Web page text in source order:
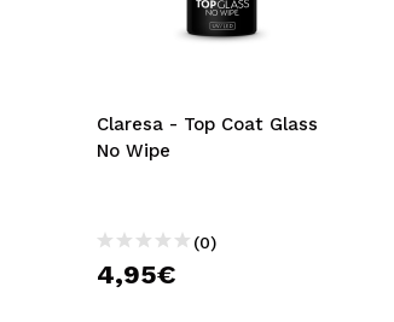
Claresa - Top Coat Glass
No Wipe
(0)
4,95€